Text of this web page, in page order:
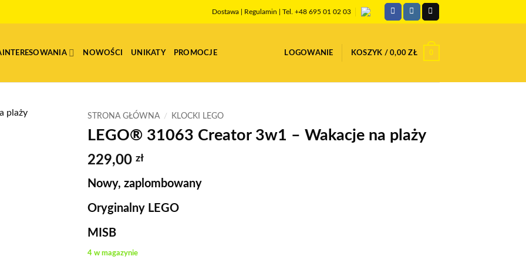
Dostawa Regulamin | Tel. +48 695 01 02 03
NOWOŚCI UNIKATY PROMOCJE LOGOWANIE KOSZYK /0,00ZŁ 0
STRONA GŁÓWNA / KLOCKI LEGO
LEGO® 31063 Creator 3w1 – Wakacje na plaży
229,00 zł
Nowy, zaplombowany
Oryginalny LEGO
MISB
4 w magazynie